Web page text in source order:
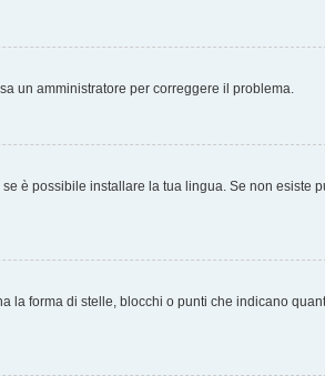
un amministratore per correggere il problema.
è possibile installare la tua lingua. Se non esiste
la forma di stelle, blocchi o punti che indicano